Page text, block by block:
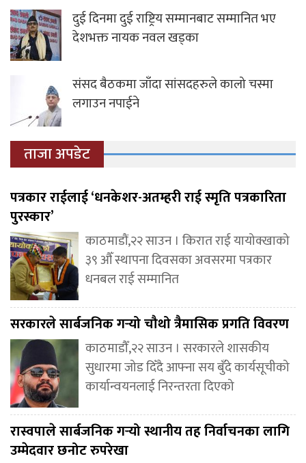
दुई दिनमा दुई राष्ट्रिय सम्मानबाट सम्मानित भए
देशभक्त नायक नवल खड्का
संसद बैठकमा जाँदा सांसदहरुले कालो चस्मा
लगाउन नपाईने
ताजा अपडेट
पत्रकार राईलाई ‘धनकेशर-अतम्हरी राई स्मृति पत्रकारिता
पुरस्कार’
काठमाडौं,२२ साउन । किरात राई यायोक्खाको
३९ औँ स्थापना दिवसका अवसरमा पत्रकार
धनबल राई सम्मानित
सरकारले सार्बजनिक गर्‍यो चौथो त्रैमासिक प्रगति विवरण
काठमाडौँ,२२ साउन । सरकारले शासकीय
सुधारमा जोड दिँदै आफ्ना सय बुँदे कार्यसूचीको
कार्यान्वयनलाई निरन्तरता दिएको
रास्वपाले सार्बजनिक गर्‍यो स्थानीय तह निर्वाचनका लागि
उम्मेदवार छनोट रुपरेखा